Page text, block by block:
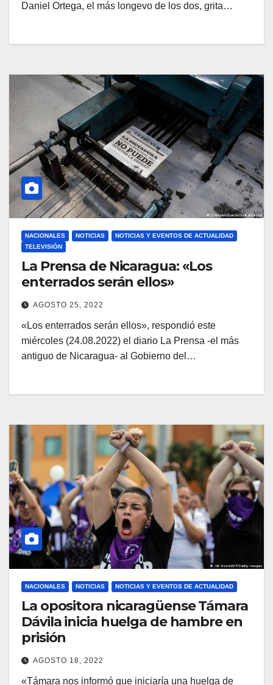
Daniel Ortega, el más longevo de los dos, grita…
NACIONALES NOTICIAS
NOTICIAS Y EVENTOS DE ACTUALIDAD
TELEVISIÓN
La Prensa de Nicaragua: «Los
enterrados serán ellos»
AGOSTO 25, 2022
«Los enterrados serán ellos», respondió este
miércoles (24.08.2022) el diario La Prensa -el más
antiguo de Nicaragua- al Gobierno del…
NACIONALES NOTICIAS NOTICIAS Y EVENTOS DE ACTUALIDAD
La opositora nicaragüense Támara
Dávila inicia huelga de hambre en
prisión
AGOSTO 18, 2022
«Támara nos informó que iniciaría una huelga de